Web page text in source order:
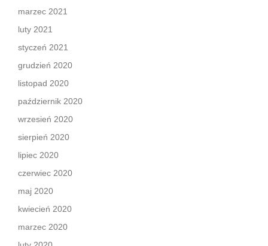
marzec 2021
luty 2021
styczeń 2021
grudzień 2020
listopad 2020
październik 2020
wrzesień 2020
sierpień 2020
lipiec 2020
czerwiec 2020
maj 2020
kwiecień 2020
marzec 2020